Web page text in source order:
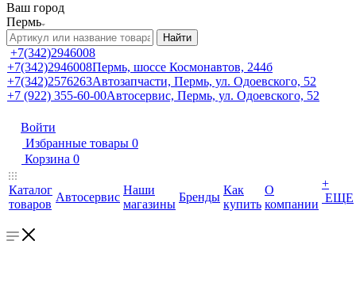
Ваш город
Пермь
Найти
+7(342)2946008
+7(342)2946008Пермь, шоссе Космонавтов, 244б
+7(342)2576263Автозапчасти, Пермь, ул. Одоевского, 52
+7 (922) 355-60-00Автосервис, Пермь, ул. Одоевского, 52
Войти
Избранные товары 0
Корзина 0
Каталог
товаров
Автосервис
Наши
магазины
Бренды
Как
купить
О
компании
+
ЕЩЕ